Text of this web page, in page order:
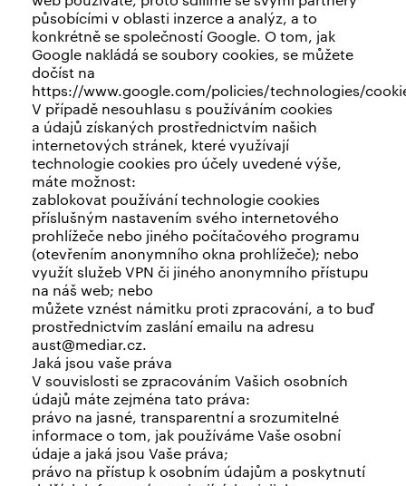
působícími v oblasti inzerce a analýz, a to
konkrétně se společností Google. O tom, jak
Google nakládá se soubory cookies, se můžete
dočíst na
https://www.google.com/policies/technologies/
V případě nesouhlasu s používáním cookies
a údajů získaných prostřednictvím našich
internetových stránek, které využívají
technologie cookies pro účely uvedené výše,
máte možnost:
zablokovat používání technologie cookies
příslušným nastavením svého internetového
prohlížeče nebo jiného počítačového programu
(otevřením anonymního okna prohlížeče); nebo
využít služeb VPN či jiného anonymního přístupu
na náš web; nebo
můžete vznést námitku proti zpracování, a to buď
prostřednictvím zaslání emailu na adresu
aust@mediar.cz.
Jaká jsou vaše práva
V souvislosti se zpracováním Vašich osobních
údajů máte zejména tato práva:
právo na jasné, transparentní a srozumitelné
informace o tom, jak používáme Vaše osobní
údaje a jaká jsou Vaše práva;
právo na přístup k osobním údajům a poskytnutí